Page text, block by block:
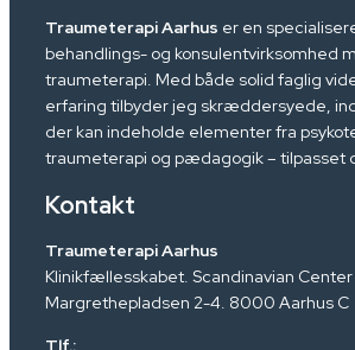
Traumeterapi Aarhus er en
behandlings- og konsulentvirksomhed
traumeterapi. Med både solid faglig
erfaring tilbyder jeg skræddersyede,
der kan indeholde elementer fra
traumeterapi og pædagogik – tilpasset
Kontakt
Traumeterapi Aarhus
Klinikfællesskabet. Scandinavian Center
Margrethepladsen 2-4. 8000 Aarhus C
Tlf.: